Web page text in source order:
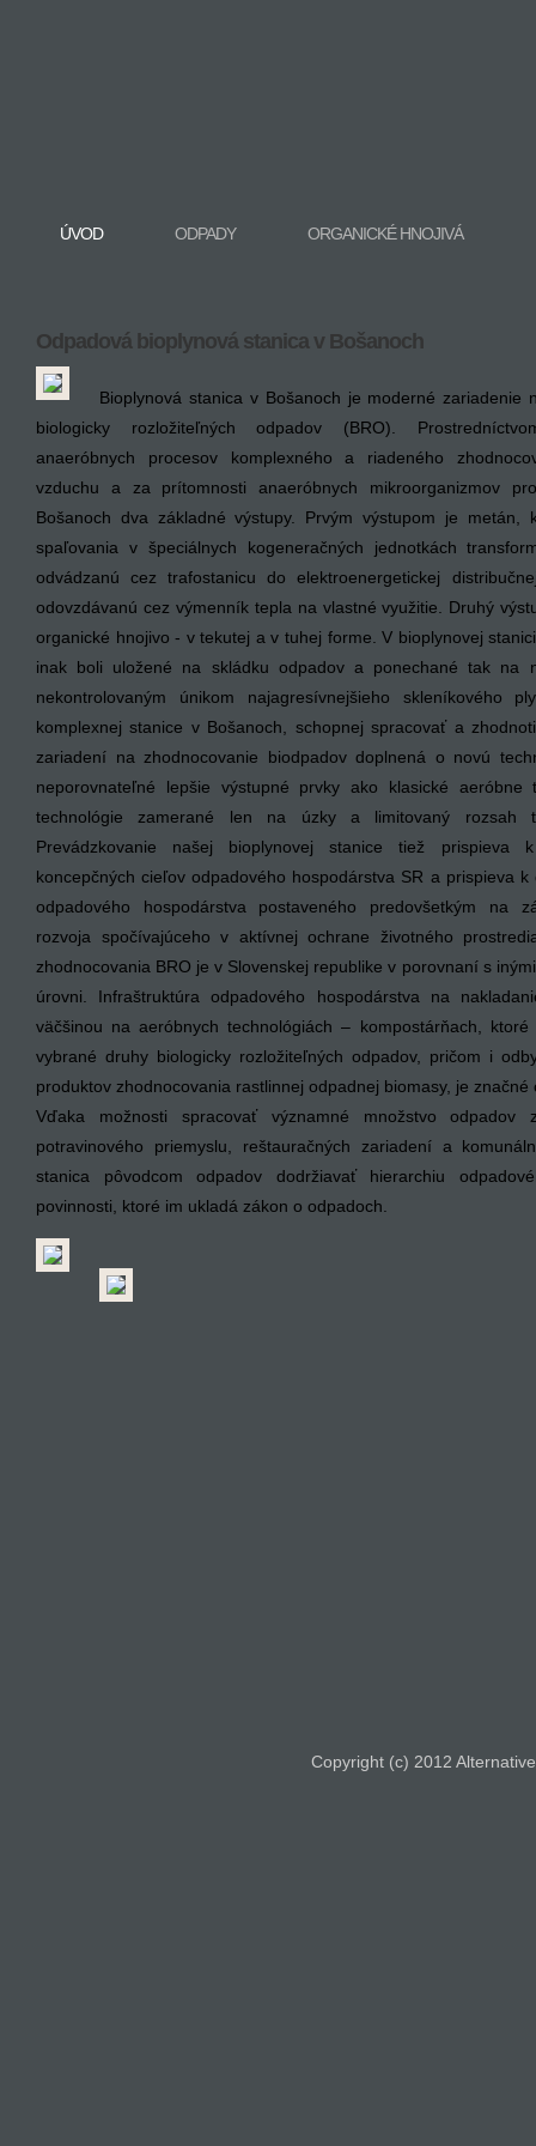
ÚVOD ODPADY ORGANICKÉ HNOJIVÁ
Odpadová bioplynová stanica v Bošanoch
Bioplynová stanica v Bošanoch je moderné zariadenie
biologicky rozložiteľných odpadov (BRO).
anaeróbnych procesov komplexného a riadeného
vzduchu a za prítomnosti anaeróbnych mikroorganizmov
Bošanoch dva základné výstupy. Prvým výstupom je metán,
spaľovania v špeciálnych kogeneračných jednotkách
odvádzanú cez trafostanicu do elektroenergetickej
odovzdávanú cez výmenník tepla na vlastné využitie. Druhý
organické hnojivo - v tekutej a v tuhej forme. V bioplynovej
inak boli uložené na skládku odpadov a ponechané tak na
nekontrolovaným únikom najagresívnejšieho skleníkového
komplexnej stanice v Bošanoch, schopnej spracovať a
zariadení na zhodnocovanie biodpadov doplnená o novú
neporovnateľné lepšie výstupné prvky ako klasické aeróbne
technológie zamerané len na úzky a limitovaný rozsah
Prevádzkovanie našej bioplynovej stanice tiež prispieva
koncepčných cieľov odpadového hospodárstva SR a prispieva
odpadového hospodárstva postaveného predovšetkým na
rozvoja spočívajúceho v aktívnej ochrane životného
zhodnocovania BRO je v Slovenskej republike v porovnaní s
úrovni. Infraštruktúra odpadového hospodárstva na
väčšinou na aeróbnych technológiách – kompostárňach,
vybrané druhy biologicky rozložiteľných odpadov, pričom i
produktov zhodnocovania rastlinnej odpadnej biomasy, je značné
Vďaka možnosti spracovať významné množstvo odpadov
potravinového priemyslu, reštauračných zariadení a
stanica pôvodcom odpadov dodržiavať hierarchiu
povinnosti, ktoré im ukladá zákon o odpadoch.
Copyright (c) 2012